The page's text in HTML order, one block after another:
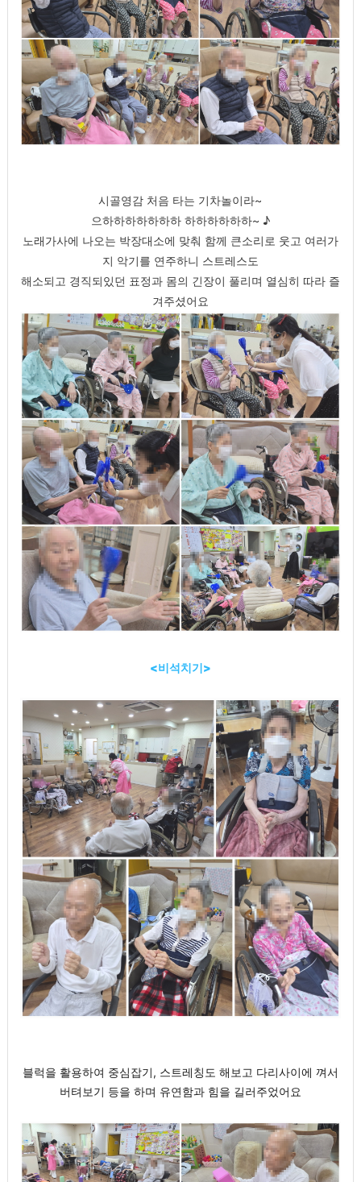
시골영감 처음 타는 기차놀이라~
으하하하하하하하 하하하하하하~ ♪
노래가사에 나오는 박장대소에 맞춰 함께 큰소리로 웃고 여러가
지 악기를 연주하니 스트레스도
해소되고 경직되있던 표정과 몸의 긴장이 풀리며 열심히 따라 즐
겨주셨어요
<비석치기>
블럭을 활용하여 중심잡기, 스트레칭도 해보고 다리사이에 껴서
버텨보기 등을 하며 유연함과 힘을 길러주었어요